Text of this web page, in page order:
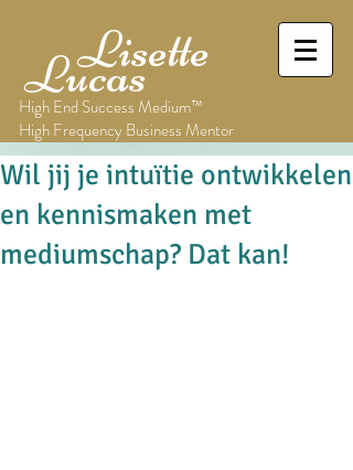
Lisette
Lucas
High End Success Medium™
High Frequency Business Mentor
Wil jij je intuïtie ontwikkelen
en kennismaken met
mediumschap? Dat kan!